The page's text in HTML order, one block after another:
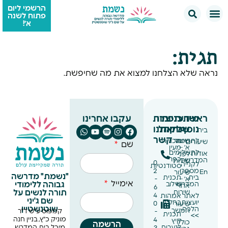
הרשמי ליום
פתוח לשנה
א׳!
תגית:
נראה שלא הצלחנו למצוא את מה שחיפשת.
ראשי
בית
שיעורים
אודות
המדרשה
En
תכניות
שנתיות
שיעור
א׳ –
לפני
שירות
שיעור
א׳ –
אחרי
שירות
שיעור
המשך
כולל
תכניות
לקהל
תכניות
מעין
כפר
סטודנטיות
תכנית
שילוב
אמהות
בחל״ד
תכנית
קיץ
מידע
נוסף
לתרומה
לתשלומים
לקנייה
מספרי
בית
המדרש
לאתר
יועצות
הלכה
>>
צרו
אתנו
קשר
0
2
-
6
4
0
-
4
עקבו אחרינו
שם
אימייל
הרשמה
"נשמת" מדרשה
גבוהה ללימודי
תורה לנשים על
שם ג'יני
שוטנשטיין
קמפוס ע"ש ד"ר
מוניק כ"ץ, בניין חנה